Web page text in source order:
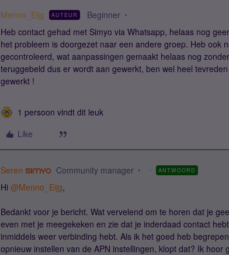
Menno_Eijg AUTEUR Beginner
Heb contact gehad met Simyo via Whatsapp, helaas nog
het probleem is doorgezet naar een andere groep. Heb ook
gecontroleerd, wat aanpassingen gemaakt helaas nog
teruggebeld dus er wordt aan gewerkt, ben wel heel
gewerkt !
1 persoon vindt dit leuk
Like
Seren Community manager ANTWOORD
Hi ​ @Menno_Eijg,
Bedankt voor je bericht. Wat vervelend om te horen dat je
even met je meegekeken en zie dat je inderdaad contact
inmiddels weer verbinding hebt. Als ik het goed heb
opnieuw instellen van de APN instellingen, klopt dat? Ik hoor